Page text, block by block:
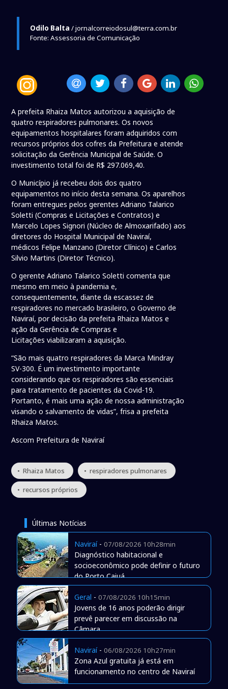
Odilo Balta / jornalcorreiodosul@terra.com.br
Fonte: Assessoria de Comunicação
A prefeita Rhaiza Matos autorizou a aquisição de
quatro respiradores pulmonares. Os novos
equipamentos hospitalares foram adquiridos com
recursos próprios dos cofres da Prefeitura e atende
solicitação da Gerência Municipal de Saúde. O
investimento total foi de R$ 297.069,40.
O Município já recebeu dois dos quatro
equipamentos no início desta semana. Os aparelhos
foram entregues pelos gerentes Adriano Talarico
Soletti (Compras e Licitações e Contratos) e
Marcelo Lopes Signori (Núcleo de Almoxarifado) aos
diretores do Hospital Municipal de Naviraí,
médicos Felipe Manzano (Diretor Clínico) e Carlos
Silvio Martins (Diretor Técnico).
O gerente Adriano Talarico Soletti comenta que
mesmo em meio à pandemia e,
consequentemente, diante da escassez de
respiradores no mercado brasileiro, o Governo de
Naviraí, por decisão da prefeita Rhaiza Matos e
ação da Gerência de Compras e
Licitações viabilizaram a aquisição.
“São mais quatro respiradores da Marca Mindray
SV-300. É um investimento importante
considerando que os respiradores são essenciais
para tratamento de pacientes da Covid-19.
Portanto, é mais uma ação de nossa administração
visando o salvamento de vidas”, frisa a prefeita
Rhaiza Matos.
Ascom Prefeitura de Naviraí
• Rhaiza Matos • respiradores pulmonares
• recursos próprios
Últimas Notícias
Naviraí- 07/08/2026 10h28min
Diagnóstico habitacional e
socioeconômico pode definir o futuro
do Porto Caiuá
Geral - 07/08/2026 10h15min
Jovens de 16 anos poderão dirigir
prevê parecer em discussão na
Câmara
Naviraí- 06/08/2026 10h27min
Zona Azul gratuita já está em
funcionamento no centro de Naviraí